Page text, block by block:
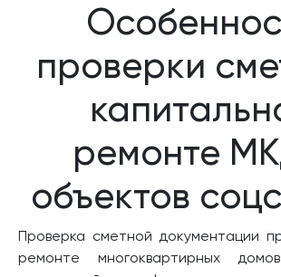
проверки
ремонте
объектов
Проверка сметной документации
ремонте многоквартирных